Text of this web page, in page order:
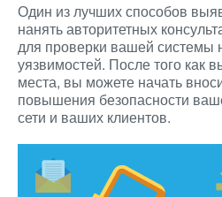
Один из лучших способов
нанять авторитетных
для проверки вашей системы
уязвимостей. После того как
места, вы можете начать
повышения безопасности
сети и ваших клиентов.